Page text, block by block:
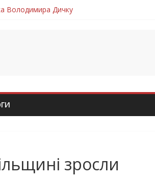
Володимира Дичку
Березко з Тернопільщини
Володимира Вельму
Андрія Іскоростенського
зросли